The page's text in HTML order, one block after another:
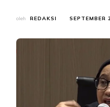
oleh REDAKSI SEPTEMBER